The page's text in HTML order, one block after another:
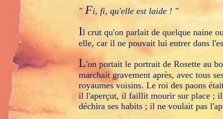
" Fi, fi, qu'elle est laide ! "
Il crut qu'on parlait de quelque naine
elle, car il ne pouvait lui entrer dans
L'on portait le portrait de Rosette au
marchait gravement après, avec tous
royaumes voisins. Le roi des paons
il l'aperçut, il faillit mourir sur place ; il
déchira ses habits ; il ne voulait pas